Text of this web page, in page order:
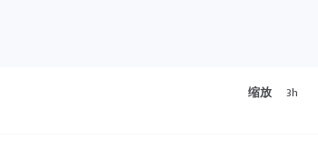
缩放 3h